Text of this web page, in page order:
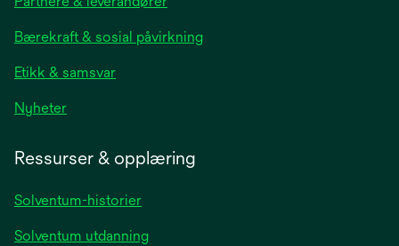
a
new
Bærekraft & sosial påvirkning
Etikk & samsvar
Nyheteropens
Ressurser & opplæring
Solventum-historier
Solventum utdanning